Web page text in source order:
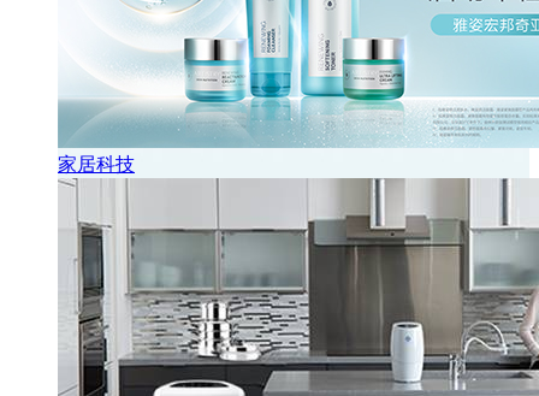
家居科技